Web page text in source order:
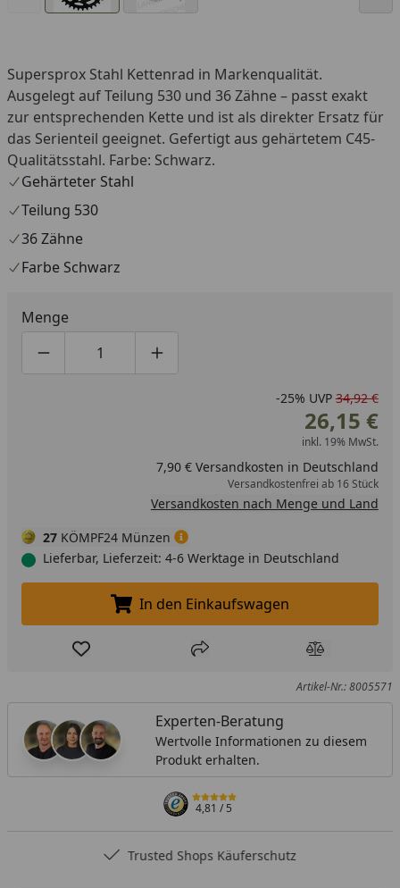
Supersprox Stahl Kettenrad in Markenqualität.
Ausgelegt auf Teilung 530 und 36 Zähne – passt exakt
zur entsprechenden Kette und ist als direkter Ersatz für
das Serienteil geeignet. Gefertigt aus gehärtetem C45-
Qualitätsstahl. Farbe: Schwarz.
Gehärteter Stahl
Teilung 530
36 Zähne
Farbe Schwarz
Menge
Produktmenge um eins verringern
Produktmenge manuell eingeben
Produktmenge um eins erhöhen
-25% UVP 34,92 €
26,15 €
inkl. 19% MwSt.
7,90 € Versandkosten in Deutschland
Versandkostenfrei ab 16 Stück
Versandkosten nach Menge und Land
27 KÖMPF24 Münzen
Lieferbar, Lieferzeit: 4-6 Werktage in Deutschland
In den Einkaufswagen legen
In den Einkaufswagen
Produkt zur Wunschliste hinzufügen
Teilen Produkt
Artikel-Nr.: 8005571
Experten-Beratung
Wertvolle Informationen zu diesem
Produkt erhalten.
4,81/ 5
Trusted Shops Käuferschutz